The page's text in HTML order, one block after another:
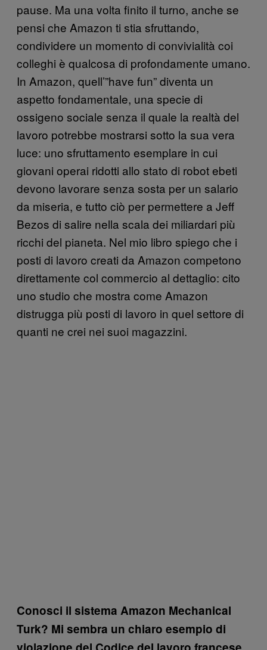
pause. Ma una volta finito il turno, anche se
pensi che Amazon ti stia sfruttando,
condividere un momento di convivialità coi
colleghi è qualcosa di profondamente umano.
In Amazon, quell’”have fun” diventa un
aspetto fondamentale, una specie di
ossigeno sociale senza il quale la realtà del
lavoro potrebbe mostrarsi sotto la sua vera
luce: uno sfruttamento esemplare in cui
giovani operai ridotti allo stato di robot ebeti
devono lavorare senza sosta per un salario
da miseria, e tutto ciò per permettere a Jeff
Bezos di salire nella scala dei miliardari più
ricchi del pianeta. Nel mio libro spiego che i
posti di lavoro creati da Amazon competono
direttamente col commercio al dettaglio: cito
uno studio che mostra come Amazon
distrugga più posti di lavoro in quel settore di
quanti ne crei nei suoi magazzini.
Conosci il sistema Amazon Mechanical
Turk? Mi sembra un chiaro esempio di